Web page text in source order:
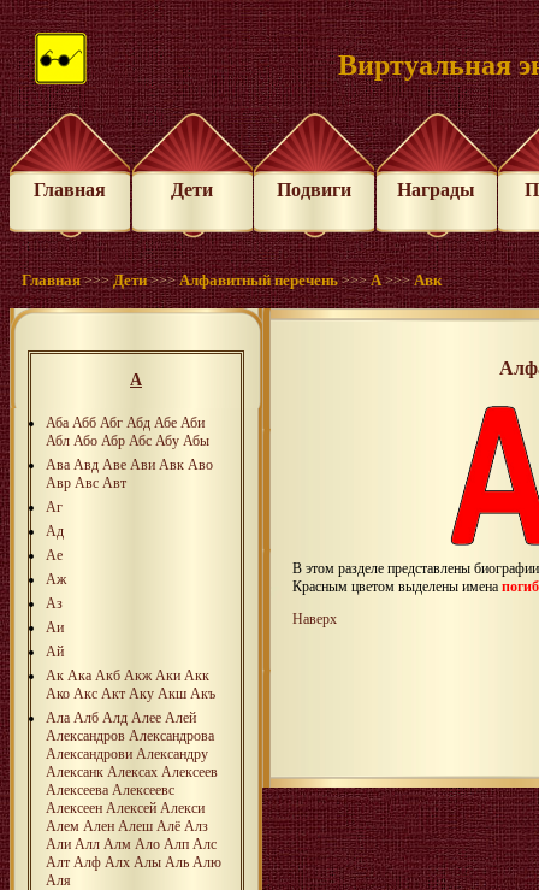
Виртуальная
Главная Дети Подвиги Награды
Главная >>>Дети >>>Алфавитный перечень >>>А >>>Авк
А
Аба Абб Абг Абд Абе Аби
Абл Або Абр Абс Абу Абы
Ава Авд Аве Ави Авк Аво
Авр Авс Авт
Аг
Ад
Ае
Аж
Аз
Аи
Ай
Ак Ака Акб Акж Аки Акк
Ако Акс Акт Аку Акш Акъ
Ала Алб Алд Алее Алей
Александров Александрова
Александрови Александру
Алексанк Алексах Алексеев
Алексеева Алексеевс
Алексеен Алексей Алекси
Алем Ален Алеш Алё Алз
Али Алл Алм Ало Алп Алс
Алт Алф Алх Алы Аль Алю
Аля
В этом разделе представлены
Красным цветом выделены имена
Наверх